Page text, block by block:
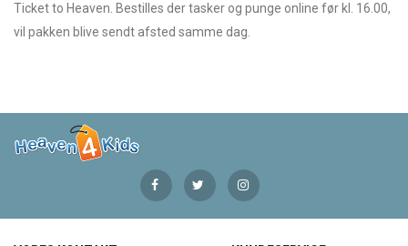
Ticket to Heaven. Bestilles der tasker og punge online før kl. 16.00,
vil pakken blive sendt afsted samme dag.